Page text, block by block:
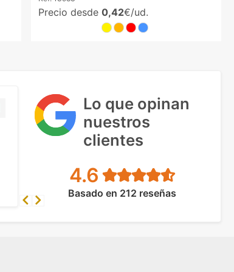
Precio desde 0,42€/ud.
Lo que opinan
nuestros
clientes
4.6
Basado en 212 reseñas
Previous
Next